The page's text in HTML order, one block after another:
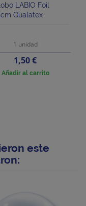
LABIO Foil
Qualatex
1 unidad
Precio
1,50 €
Añadir al carrito
este